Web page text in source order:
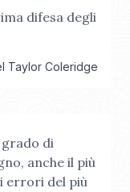
difesa degli
Taylor Coleridge
grado di
anche il più
errori del più